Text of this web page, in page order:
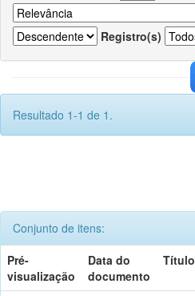
Registro(s)
Resultado 1-1 de 1.
Conjunto de itens:
Pré-
visualização
Data do
documento
Título